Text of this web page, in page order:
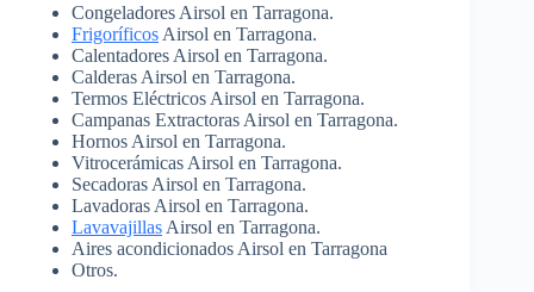
Congeladores Airsol en Tarragona.
Frigoríficos Airsol en Tarragona.
Calentadores Airsol en Tarragona.
Calderas Airsol en Tarragona.
Termos Eléctricos Airsol en Tarragona.
Campanas Extractoras Airsol en Tarragona.
Hornos Airsol en Tarragona.
Vitrocerámicas Airsol en Tarragona.
Secadoras Airsol en Tarragona.
Lavadoras Airsol en Tarragona.
Lavavajillas Airsol en Tarragona.
Aires acondicionados Airsol en Tarragona
Otros.